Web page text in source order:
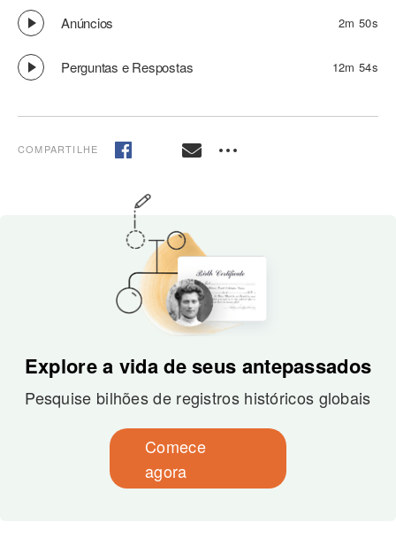
Anúncios 2m 50s
Perguntas e Respostas 12m 54s
COMPARTILHE
Explore a vida de seus antepassados
Pesquise bilhões de registros históricos globais
Comece
agora